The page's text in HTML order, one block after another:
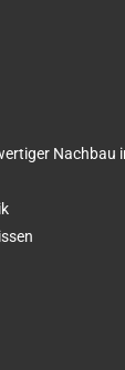
Nachbau